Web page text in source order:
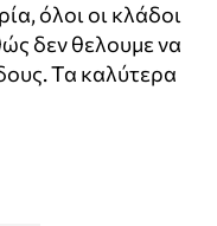
όλοι οι κλάδοι
δεν θελουμε να
Τα καλύτερα